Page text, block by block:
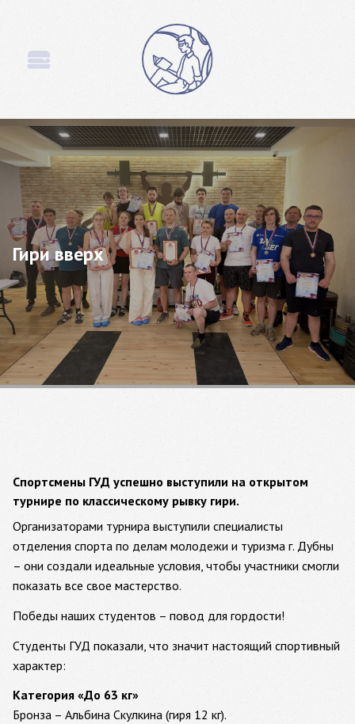
Гири вверх
Спортсмены ГУД успешно выступили на открытом
турнире по классическому рывку гири.
Организаторами турнира выступили специалисты
отделения спорта по делам молодежи и туризма г. Дубны
– они создали идеальные условия, чтобы участники смогли
показать все свое мастерство.
Победы наших студентов – повод для гордости!
Студенты ГУД показали, что значит настоящий спортивный
характер:
Категория «До 63 кг»
Бронза – Альбина Скулкина (гиря 12 кг).